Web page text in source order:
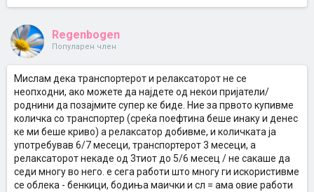
Regenbogen
Популарен член
Мислам дека транспортерот и релаксаторот не се
неопходни, ако можете да најдете од некои пријатели/
роднини да позајмите супер ке биде. Ние за првото купивме
количка со транспортер (среќа поефтина беше инаку и денес
ке ми беше криво) а релаксатор добивме, и количката ја
употребував 6/7 месеци, транспортерот 3 месеци, а
релаксаторот некаде од 3тиот до 5/6 месец / не сакаше да
седи многу во него. е сега работи што многу ги искористивме
се облека - бенкици, бодиња маички и сл = ама овие работи